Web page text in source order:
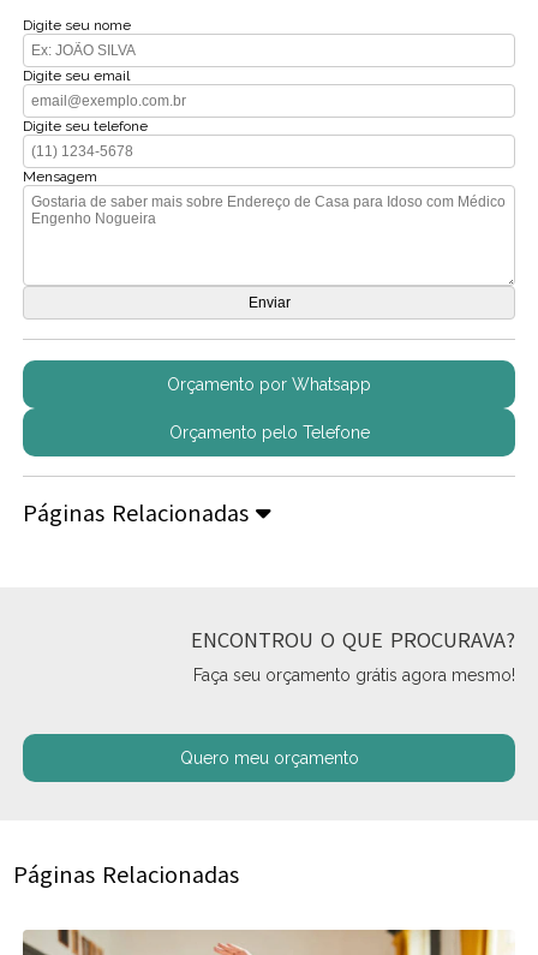
Digite seu nome
Digite seu email
Digite seu telefone
Mensagem
Orçamento por Whatsapp
Orçamento pelo Telefone
Páginas Relacionadas
ENCONTROU O QUE PROCURAVA?
Faça seu orçamento grátis agora mesmo!
Quero meu orçamento
Páginas Relacionadas